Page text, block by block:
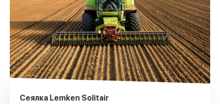
Сеялка Lemken Solitair